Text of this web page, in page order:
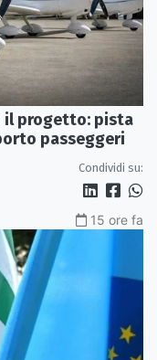
il progetto: pista
passeggeri
Condividi su:
15 ore fa